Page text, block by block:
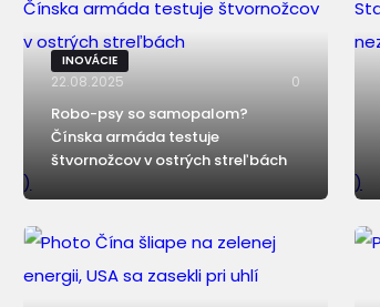
)
INOVÁCIE
22.08.2025 0
Robo-psy so samopalom?
Čínska armáda testuje
štvornožcov v ostrých streľbách
)